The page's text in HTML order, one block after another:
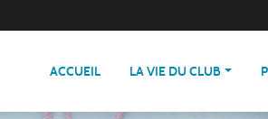
ACCUEIL LA VIE DU CLUB